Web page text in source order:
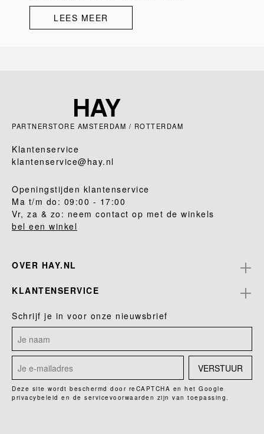
LEES MEER
PARTNERSTORE AMSTERDAM / ROTTERDAM
Klantenservice
klantenservice@hay.nl
Openingstijden klantenservice
Ma t/m do: 09:00 - 17:00
Vr, za & zo: neem contact op met de winkels
bel een winkel
OVER HAY.NL
KLANTENSERVICE
Schrijf je in voor onze nieuwsbrief
VERSTUUR
Deze site wordt beschermd door reCAPTCHA en het Google
privacybeleid en de servicevoorwaarden zijn van toepassing.